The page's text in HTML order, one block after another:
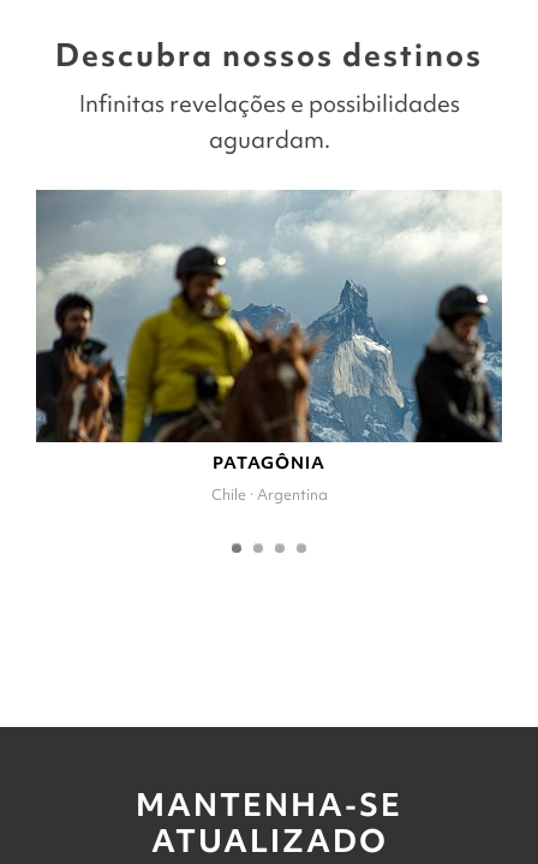
Descubra nossos destinos
Infinitas revelações e possibilidades
aguardam.
PATAGÔNIA
Chile · Argentina
MANTENHA-SE
ATUALIZADO